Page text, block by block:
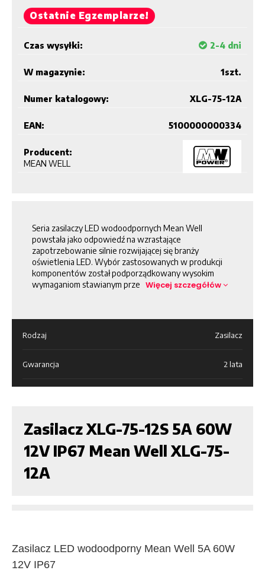
Ostatnie Egzemplarze!
Czas wysyłki: 2-4 dni
W magazynie: szt.
1
Numer katalogowy: XLG-75-12A
EAN: 5100000000334
Producent:
MEAN WELL
Seria zasilaczy LED wodoodpornych Mean Well
powstała jako odpowiedź na wzrastające
zapotrzebowanie silnie rozwijającej się branży
oświetlenia LED. Wybór zastosowanych w produkcji
komponentów został podporządkowany wysokim
wymaganiom stawianym prze Więcej szczegółów
Rodzaj Zasilacz
Gwarancja 2 lata
Zasilacz XLG-75-12S 5A 60W
12V IP67 Mean Well XLG-75-
12A
Zasilacz LED wodoodporny Mean Well 5A 60W
12V IP67